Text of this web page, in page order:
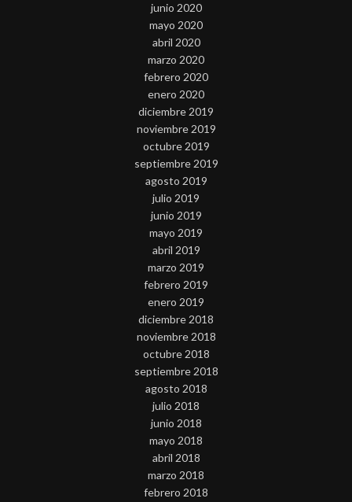
junio 2020
mayo 2020
abril 2020
marzo 2020
febrero 2020
enero 2020
diciembre 2019
noviembre 2019
octubre 2019
septiembre 2019
agosto 2019
julio 2019
junio 2019
mayo 2019
abril 2019
marzo 2019
febrero 2019
enero 2019
diciembre 2018
noviembre 2018
octubre 2018
septiembre 2018
agosto 2018
julio 2018
junio 2018
mayo 2018
abril 2018
marzo 2018
febrero 2018